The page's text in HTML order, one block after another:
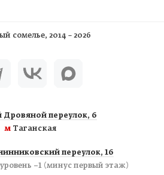
сомелье, 2014 – 2026
Дровяной переулок, 6
мТаганская
переулок, 16
−1 (минус первый этаж)